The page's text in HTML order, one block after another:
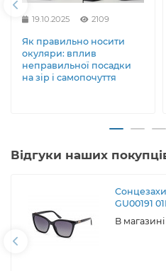
19.10.2025 2109
Як правильно носити
окуляри: вплив
неправильної посадки
на зір і самопочуття
Відгуки наших
GU00191
В